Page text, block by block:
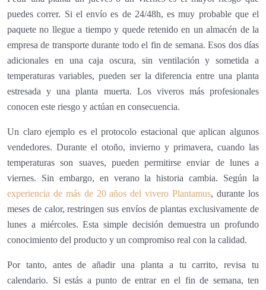
puedes correr. Si el envío es de 24/48h, es muy probable que el
paquete no llegue a tiempo y quede retenido en un almacén de la
empresa de transporte durante todo el fin de semana. Esos dos días
adicionales en una caja oscura, sin ventilación y sometida a
temperaturas variables, pueden ser la diferencia entre una planta
estresada y una planta muerta. Los viveros más profesionales
conocen este riesgo y actúan en consecuencia.
Un claro ejemplo es el protocolo estacional que aplican algunos
vendedores. Durante el otoño, invierno y primavera, cuando las
temperaturas son suaves, pueden permitirse enviar de lunes a
viernes. Sin embargo, en verano la historia cambia. Según la
experiencia de más de 20 años del vivero Plantamus, durante los
meses de calor, restringen sus envíos de plantas exclusivamente de
lunes a miércoles. Esta simple decisión demuestra un profundo
conocimiento del producto y un compromiso real con la calidad.
Por tanto, antes de añadir una planta a tu carrito, revisa tu
calendario. Si estás a punto de entrar en el fin de semana, ten